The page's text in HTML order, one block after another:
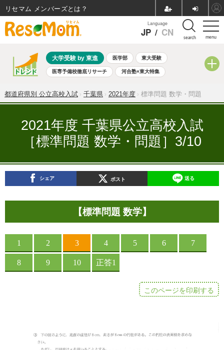
menu
Language
JP / CN search
大学受験 by 東進 医学部 東大受験
医専予備校徹底リサーチ 河合塾×東大特集
共通テスト 夏休み 8月開催学校説明会・相談会
自由研究教材（小学生向け） 自由研究教材（中学生向け）
ランキング
都道府県別 公立高校入試 千葉県 2021年度 標準問題 数学・問題
2021年度 千葉県公立高校入試
［標準問題 数学・問題］3/10
シェア ポスト 送る
【標準問題 数学】
このページを印刷する
リセマム メンバーズ